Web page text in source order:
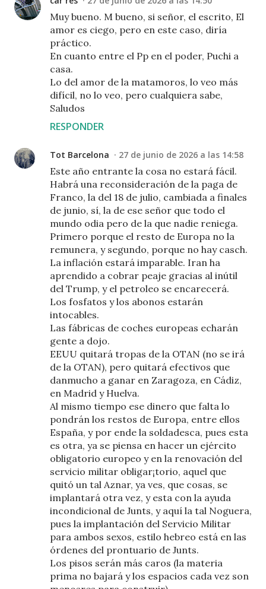
Muy bueno. M bueno, si señor, el escrito, El
amor es ciego, pero en este caso, diría
práctico.
En cuanto entre el Pp en el poder, Puchi a
casa.
Lo del amor de la matamoros, lo veo más
difícil, no lo veo, pero cualquiera sabe,
Saludos
RESPONDER
Tot Barcelona 27 de junio de 2026 a las 14:58
Este año entrante la cosa no estará fácil.
Habrá una reconsideración de la paga de
Franco, la del 18 de julio, cambiada a finales
de junio, sí, la de ese señor que todo el
mundo odia pero de la que nadie reniega.
Primero porque el resto de Europa no la
remunera, y segundo, porque no hay casch.
La inflación estará imparable. Iran ha
aprendido a cobrar peaje gracias al inútil
del Trump, y el petroleo se encarecerá.
Los fosfatos y los abonos estarán
intocables.
Las fábricas de coches europeas echarán
gente a dojo.
EEUU quitará tropas de la OTAN (no se irá
de la OTAN), pero quitará efectivos que
danmucho a ganar en Zaragoza, en Cádiz,
en Madrid y Huelva.
Al mismo tiempo ese dinero que falta lo
pondrán los restos de Europa, entre ellos
España, y por ende la soldadesca, pues esta
es otra, ya se piensa en hacer un ejército
obligatorio europeo y en la renovación del
servicio militar obligar¡torio, aquel que
quitó un tal Aznar, ya ves, que cosas, se
implantará otra vez, y esta con la ayuda
incondicional de Junts, y aquí la tal Noguera,
pues la implantación del Servicio Militar
para ambos sexos, estilo hebreo está en las
órdenes del prontuario de Junts.
Los pisos serán más caros (la materia
prima no bajará y los espacios cada vez son